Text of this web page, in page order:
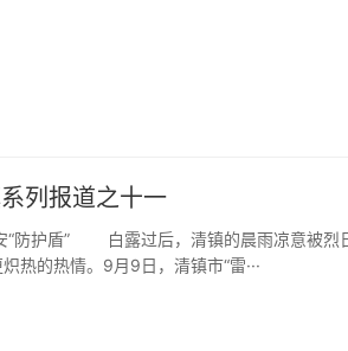
张家湾小学，洋溢着比阳光更温暖的感动
列报道之十一
“防护盾” 白露过后，清镇的晨雨凉意被烈
热的热情。9月9日，清镇市“雷···